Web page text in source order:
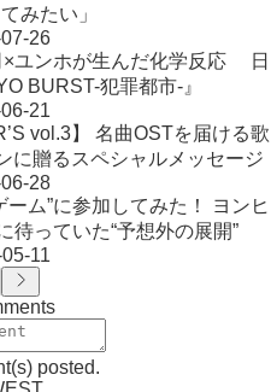
みたい」
26
×ユンホが生んだ化学反応 日
BURST-犯罪都市-』
21
vol.3】 名曲OSTを届ける歌
に贈るスペシャルメッセージ
28
ーム”に参加してみた！ ヨンヒ
っていた“予想外の展開”
11
posted.